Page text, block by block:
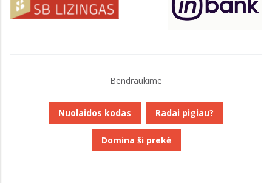
Bendraukime
Nuolaidos kodas Radai pigiau?
Domina ši prekė